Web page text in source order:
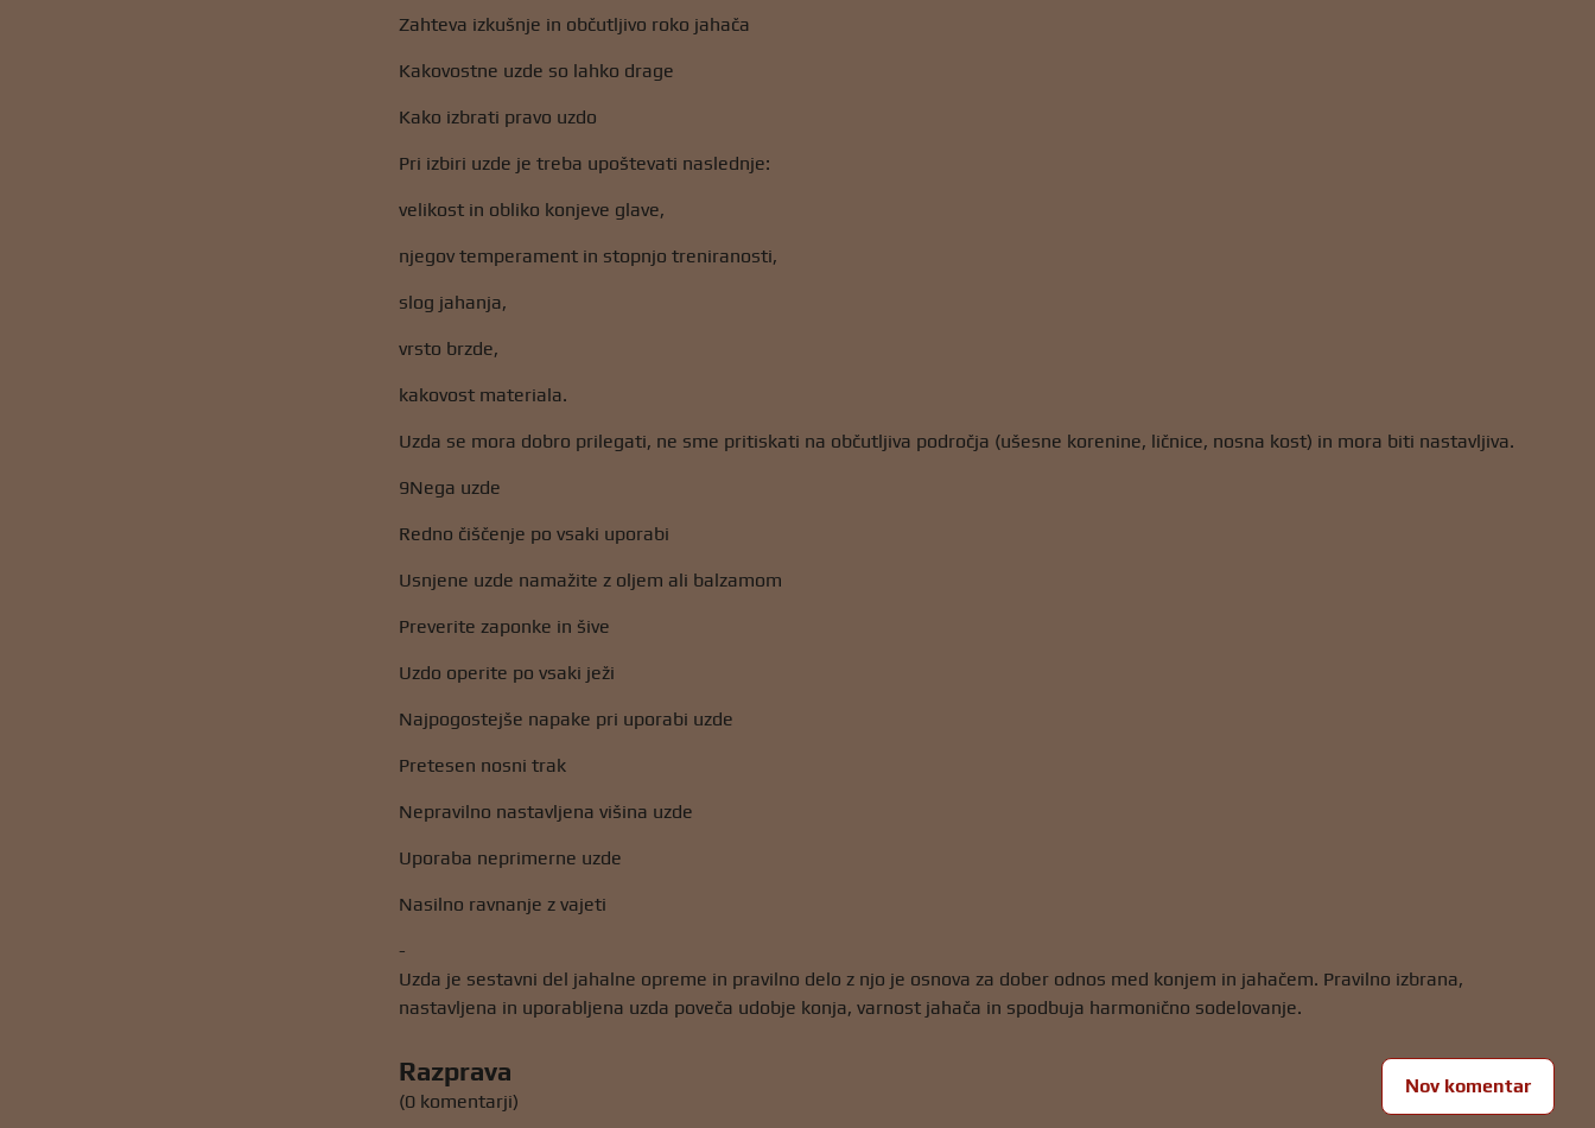
Zahteva izkušnje in občutljivo roko jahača
Kakovostne uzde so lahko drage
Kako izbrati pravo uzdo
Pri izbiri uzde je treba upoštevati naslednje:
velikost in obliko konjeve glave,
njegov temperament in stopnjo treniranosti,
slog jahanja,
vrsto brzde,
kakovost materiala.
Uzda se mora dobro prilegati, ne sme pritiskati na občutljiva področja (ušesne korenine, ličnice, nosna kost) in mora biti nastavljiva.
9Nega uzde
Redno čiščenje po vsaki uporabi
Usnjene uzde namažite z oljem ali balzamom
Preverite zaponke in šive
Uzdo operite po vsaki ježi
Najpogostejše napake pri uporabi uzde
Pretesen nosni trak
Nepravilno nastavljena višina uzde
Uporaba neprimerne uzde
Nasilno ravnanje z vajeti
-
Uzda je sestavni del jahalne opreme in pravilno delo z njo je osnova za dober odnos med konjem in jahačem. Pravilno izbrana,
nastavljena in uporabljena uzda poveča udobje konja, varnost jahača in spodbuja harmonično sodelovanje.
Razprava
(0 komentarji)
Nov komentar